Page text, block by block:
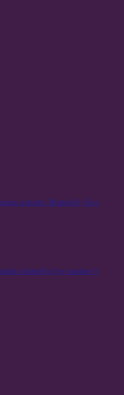
Butterfly Eye marime S